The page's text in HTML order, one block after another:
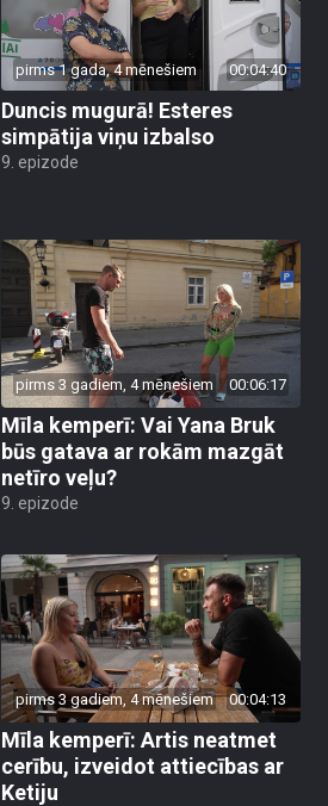
pirms 1 gada, 4 mēnešiem 00:04:40
Duncis mugurā! Esteres
simpātija viņu izbalso
9. epizode
pirms 3 gadiem, 4 mēnešiem 00:06:17
Mīla kemperī: Vai Yana Bruk
būs gatava ar rokām mazgāt
netīro veļu?
9. epizode
pirms 3 gadiem, 4 mēnešiem 00:04:13
Mīla kemperī: Artis neatmet
cerību, izveidot attiecības ar
Ketiju